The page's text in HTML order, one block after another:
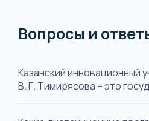
Вопросы и
Казанский инновационный
В. Г. Тимирясова – это
Нет, это частный университет, но